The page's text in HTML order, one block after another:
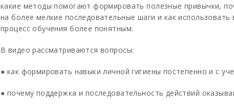
какие методы помогают формировать полезные привычки,
на более мелкие последовательные шаги и как использовать
процесс обучения более понятным.
В видео рассматриваются вопросы:
● как формировать навыки личной гигиены постепенно и с
● почему поддержка и последовательность действий